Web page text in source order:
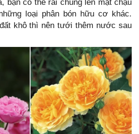
bạn có thể rải chúng lên mặt chậu
loại phân bón hữu cơ khác.
khô thì nên tưới thêm nước sau